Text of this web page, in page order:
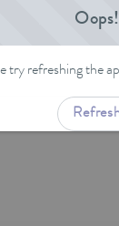
Oops!
try refreshing the